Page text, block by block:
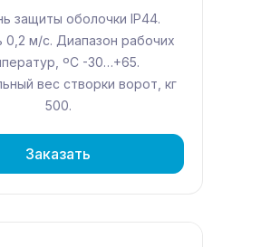
защиты оболочки IP44.
0,2 м/с. Диапазон рабочих
ºС -30…+65.
вес створки ворот, кг
500.
Заказать